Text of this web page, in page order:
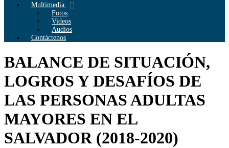
Multimedia
Fotos
Videos
Audios
Contáctenos
BALANCE DE SITUACIÓN,
LOGROS Y DESAFÍOS DE
LAS PERSONAS ADULTAS
MAYORES EN EL
SALVADOR (2018-2020)